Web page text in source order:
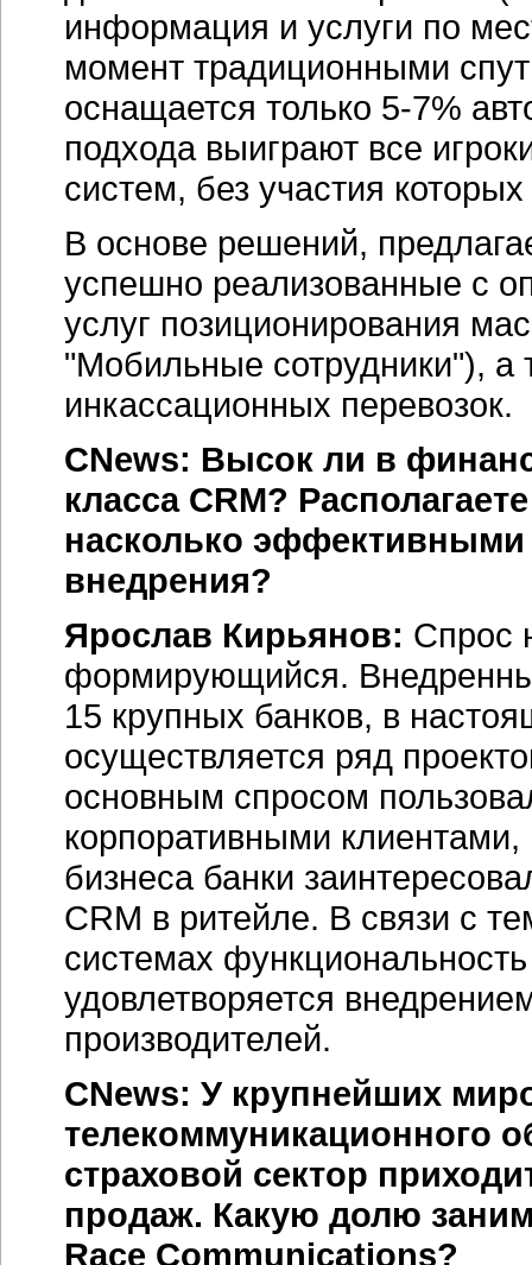
информация и услуги по
момент традиционными
оснащается только 5-7%
подхода выиграют все
систем, без участия
В основе решений,
успешно реализованные с
услуг позиционирования
"Мобильные сотрудники"), а
инкассационных перевозок.
CNews: Высок ли в
класса CRM?
насколько
внедрения?
Ярослав Кирьянов: Спрос
формирующийся.
15 крупных банков, в
осуществляется ряд
основным спросом
корпоративными
бизнеса банки
CRM в ритейле. В связи с
системах функциональность
удовлетворяется
производителей.
CNews: У крупнейших
телекоммуникационного
страховой сектор
продаж. Какую долю
Race Communications?